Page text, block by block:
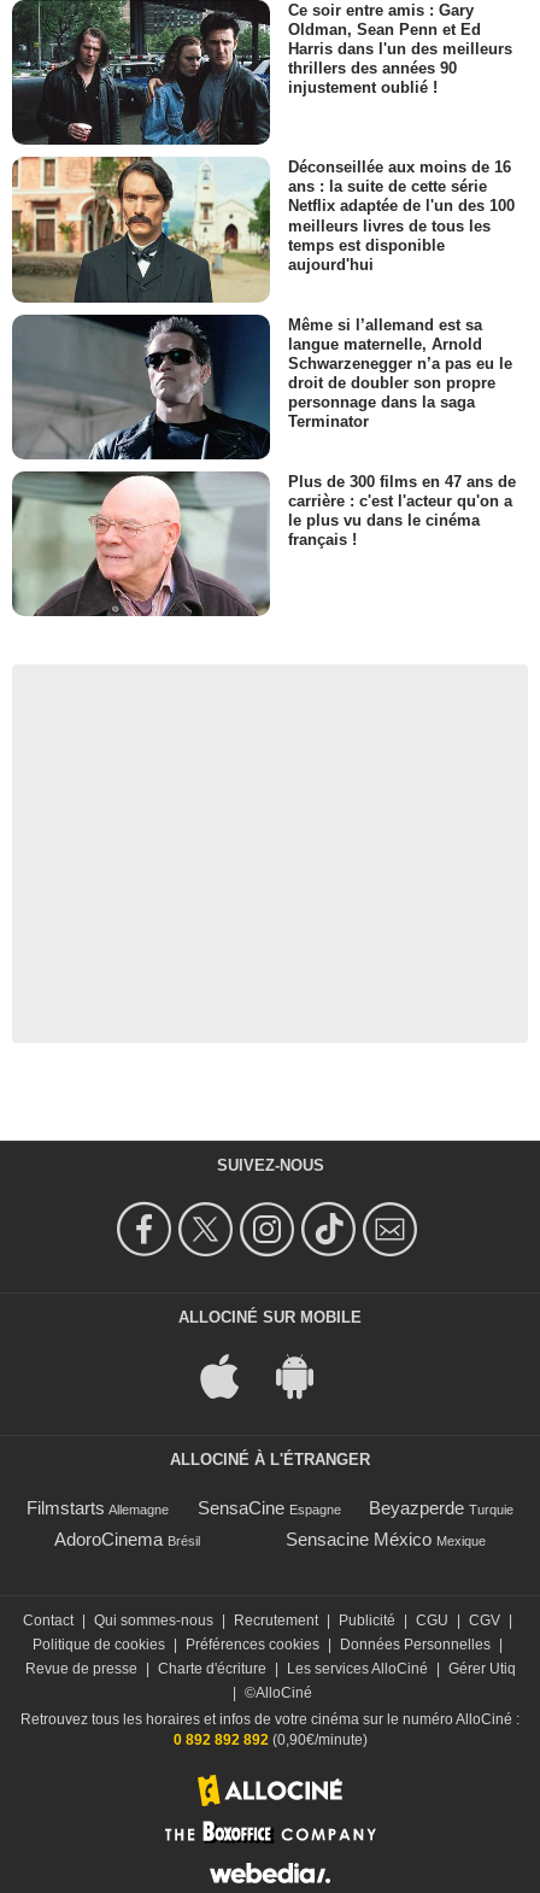
Ce soir entre amis : Gary
Oldman, Sean Penn et Ed
Harris dans l'un des meilleurs
thrillers des années 90
injustement oublié !
Déconseillée aux moins de 16
ans : la suite de cette série
Netflix adaptée de l'un des 100
meilleurs livres de tous les
temps est disponible
aujourd'hui
Même si l’allemand est sa
langue maternelle, Arnold
Schwarzenegger n’a pas eu le
droit de doubler son propre
personnage dans la saga
Terminator
Plus de 300 films en 47 ans de
carrière : c'est l'acteur qu'on a
le plus vu dans le cinéma
français !
SUIVEZ-NOUS
ALLOCINÉ SUR MOBILE
ALLOCINÉ À L'ÉTRANGER
Filmstarts Allemagne SensaCine Espagne Beyazperde Turquie
AdoroCinema Brésil Sensacine México Mexique
Contact Qui sommes-nous Recrutement Publicité CGU CGV
Politique de cookies
Préférences cookies Données Personnelles
Revue de presse
Charte d'écriture Les services AlloCiné
Gérer Utiq
©AlloCiné
Retrouvez tous les horaires et infos de votre cinéma sur le numéro AlloCiné :
0 892 892 892(0,90€/minute)